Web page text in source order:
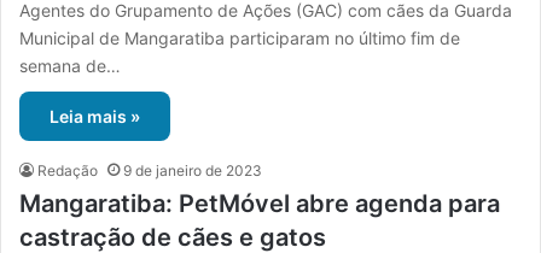
Agentes do Grupamento de Ações (GAC) com cães da Guarda
Municipal de Mangaratiba participaram no último fim de
semana de…
Leia mais »
Redação 9 de janeiro de 2023
Mangaratiba: PetMóvel abre agenda para
castração de cães e gatos